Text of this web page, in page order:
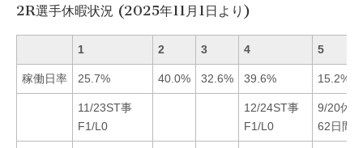
2R選手休暇状況 (2025年11月1日より)
1 2 3 4 5
稼働日率 25.7% 40.0% 32.6% 39.6% 15.2%
11/23ST事
F1/L0
12/24ST事
F1/L0
9/20休暇
62日間